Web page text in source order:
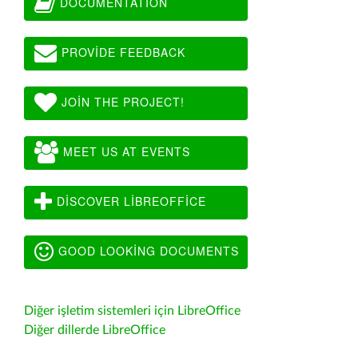
PROVIDE FEEDBACK
JOIN THE PROJECT!
MEET US AT EVENTS
DISCOVER LIBREOFFICE
GOOD LOOKING DOCUMENTS
Diğer işletim sistemleri için LibreOffice
Diğer dillerde LibreOffice